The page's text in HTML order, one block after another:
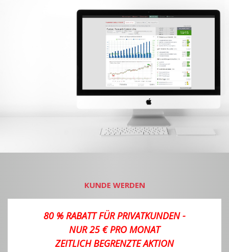
KUNDE WERDEN
80 % RABATT FÜR PRIVATKUNDEN -
NUR 25 € PRO MONAT
ZEITLICH BEGRENZTE AKTION